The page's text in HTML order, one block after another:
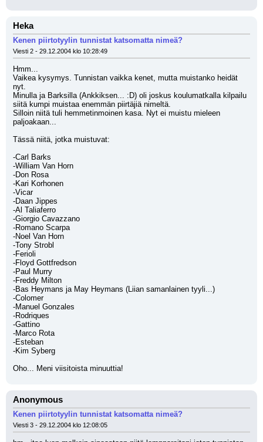
Heka
Kenen piirtotyylin tunnistat katsomatta nimeä?
Viesti 2 - 29.12.2004 klo 10:28:49
Hmm...
Vaikea kysymys. Tunnistan vaikka kenet, mutta muistanko heidät
nyt.
Minulla ja Barksilla (Ankkiksen... :D) oli joskus koulumatkalla kilpailu
siitä kumpi muistaa enemmän piirtäjiä nimeltä.
Silloin niitä tuli hemmetinmoinen kasa. Nyt ei muistu mieleen
paljoakaan...
Tässä niitä, jotka muistuvat:
-Carl Barks
-William Van Horn
-Don Rosa
-Kari Korhonen
-Vicar
-Daan Jippes
-Al Taliaferro
-Giorgio Cavazzano
-Romano Scarpa
-Noel Van Horn
-Tony Strobl
-Ferioli
-Floyd Gottfredson
-Paul Murry
-Freddy Milton
-Bas Heymans ja May Heymans (Liian samanlainen tyyli...)
-Colomer
-Manuel Gonzales
-Rodriques
-Gattino
-Marco Rota
-Esteban
-Kim Syberg
Oho... Meni viisitoista minuuttia!
Anonymous
Kenen piirtotyylin tunnistat katsomatta nimeä?
Viesti 3 - 29.12.2004 klo 12:08:05